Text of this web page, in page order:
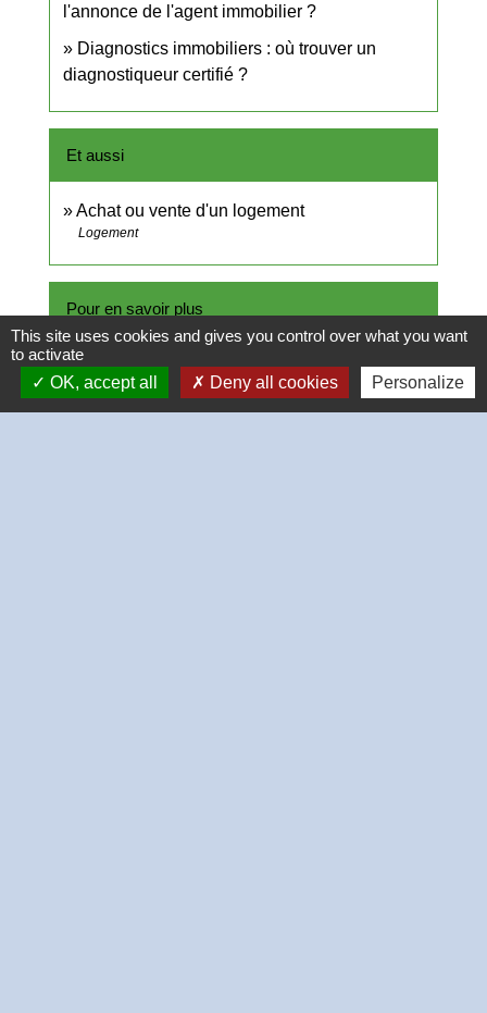
l'annonce de l'agent immobilier ?
Diagnostics immobiliers : où trouver un
diagnostiqueur certifié ?
Et aussi
Achat ou vente d'un logement
Logement
Pour en savoir plus
Vente d'un logement à usage d'habitation :
diagnostics immobiliers obligatoires open_in_new
Institut national de la consommation (INC)
This site uses cookies and gives you control over what you want
to activate
OK, accept all
Deny all cookies Personalize